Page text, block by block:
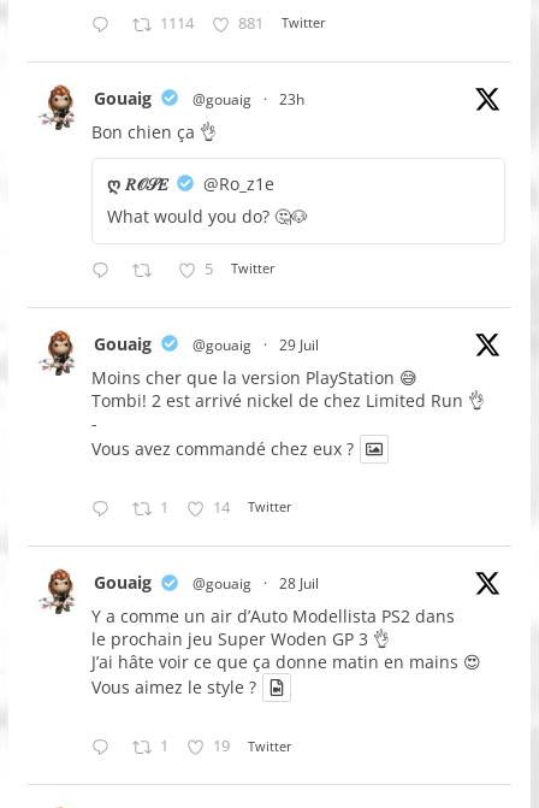
1114 881 Twitter
Gouaig @gouaig · 23h
Bon chien ça 👌
ღ 𝑅𝒪𝒮𝐸
@Ro_z1e
What would you do? 🤔🐶
5 Twitter
Gouaig @gouaig · 29 Juil
Moins cher que la version PlayStation 😅
Tombi! 2 est arrivé nickel de chez Limited Run 👌
-
Vous avez commandé chez eux ?
1 14 Twitter
Gouaig @gouaig · 28 Juil
Y a comme un air d’Auto Modellista PS2 dans
le prochain jeu Super Woden GP 3 👌
J’ai hâte voir ce que ça donne matin en mains 😍
Vous aimez le style ?
1 19 Twitter